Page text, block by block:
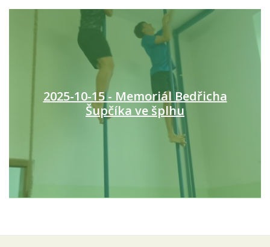
2025-10-15 - Memoriál Bedřicha
Šupčíka ve šplhu